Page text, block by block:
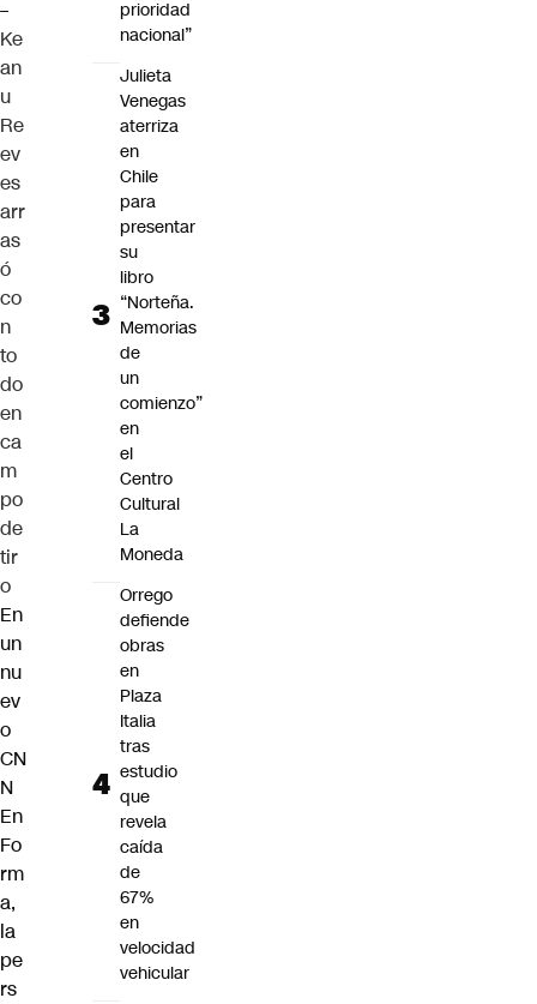
–
Ke
an
u
Re
ev
es
arr
as
ó
co
n
to
do
en
ca
m
po
de
tir
o
En
un
nu
ev
o
CN
N
En
Fo
rm
a,
la
pe
rs
prioridad
nacional”
Julieta
Venegas
aterriza
en
Chile
para
presentar
su
libro
“Norteña.
Memorias
de
un
comienzo”
en
el
Centro
Cultural
La
Moneda
Orrego
defiende
obras
en
Plaza
Italia
tras
estudio
que
revela
caída
de
67%
en
velocidad
vehicular